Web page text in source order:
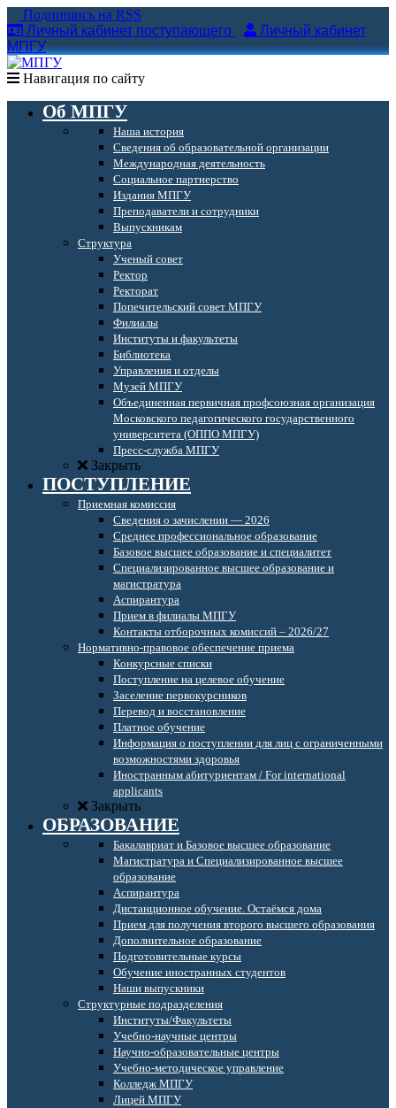
Подпишись на RSS
Личный кабинет поступающего
Личный кабинет
МПГУ
Навигация по сайту
Об МПГУ
Наша история
Сведения об образовательной организации
Международная деятельность
Социальное партнерство
Издания МПГУ
Преподаватели и сотрудники
Выпускникам
Структура
Ученый совет
Ректор
Ректорат
Попечительский совет МПГУ
Филиалы
Институты и факультеты
Библиотека
Управления и отделы
Музей МПГУ
Объединенная первичная профсоюзная организация
Московского педагогического государственного
университета (ОППО МПГУ)
Пресс-служба МПГУ
Закрыть
ПОСТУПЛЕНИЕ
Приемная комиссия
Сведения о зачислении — 2026
Среднее профессиональное образование
Базовое высшее образование и специалитет
Специализированное высшее образование и
магистратура
Аспирантура
Прием в филиалы МПГУ
Контакты отборочных комиссий – 2026/27
Нормативно-правовое обеспечение приема
Конкурсные списки
Поступление на целевое обучение
Заселение первокурсников
Перевод и восстановление
Платное обучение
Информация о поступлении для лиц с ограниченными
возможностями здоровья
Иностранным абитуриентам / For international
applicants
Закрыть
ОБРАЗОВАНИЕ
Бакалавриат и Базовое высшее образование
Магистратура и Специализированное высшее
образование
Аспирантура
Дистанционное обучение. Остаёмся дома
Прием для получения второго высшего образования
Дополнительное образование
Подготовительные курсы
Обучение иностранных студентов
Наши выпускники
Структурные подразделения
Институты/Факультеты
Учебно-научные центры
Научно-образовательные центры
Учебно-методическое управление
Колледж МПГУ
Лицей МПГУ